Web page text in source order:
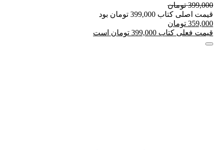
399,000 تومان
قیمت اصلی کتاب 399,000 تومان بود
359,000 تومان
قیمت فعلی کتاب 399,000 تومان است